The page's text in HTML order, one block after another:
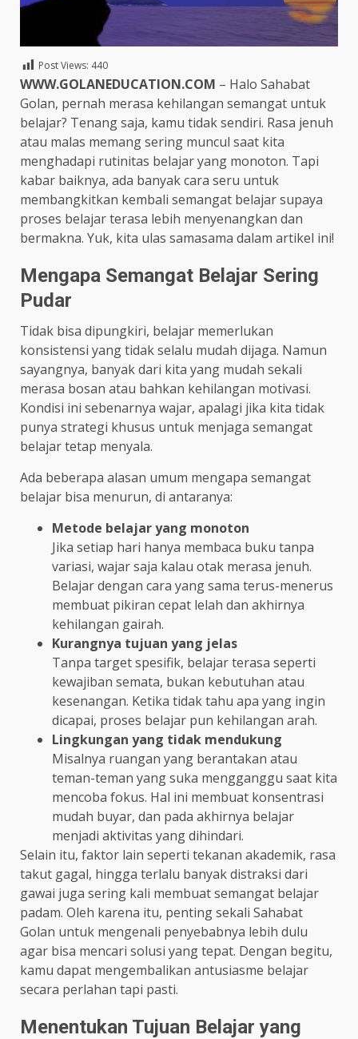
Post Views: 440
WWW.GOLANEDUCATION.COM – Halo Sahabat
Golan, pernah merasa kehilangan semangat untuk
belajar? Tenang saja, kamu tidak sendiri. Rasa jenuh
atau malas memang sering muncul saat kita
menghadapi rutinitas belajar yang monoton. Tapi
kabar baiknya, ada banyak cara seru untuk
membangkitkan kembali semangat belajar supaya
proses belajar terasa lebih menyenangkan dan
bermakna. Yuk, kita ulas samasama dalam artikel ini!
Mengapa Semangat Belajar Sering
Pudar
Tidak bisa dipungkiri, belajar memerlukan
konsistensi yang tidak selalu mudah dijaga. Namun
sayangnya, banyak dari kita yang mudah sekali
merasa bosan atau bahkan kehilangan motivasi.
Kondisi ini sebenarnya wajar, apalagi jika kita tidak
punya strategi khusus untuk menjaga semangat
belajar tetap menyala.
Ada beberapa alasan umum mengapa semangat
belajar bisa menurun, di antaranya:
Metode belajar yang monoton
Jika setiap hari hanya membaca buku tanpa
variasi, wajar saja kalau otak merasa jenuh.
Belajar dengan cara yang sama terus-menerus
membuat pikiran cepat lelah dan akhirnya
kehilangan gairah.
Kurangnya tujuan yang jelas
Tanpa target spesifik, belajar terasa seperti
kewajiban semata, bukan kebutuhan atau
kesenangan. Ketika tidak tahu apa yang ingin
dicapai, proses belajar pun kehilangan arah.
Lingkungan yang tidak mendukung
Misalnya ruangan yang berantakan atau
teman-teman yang suka mengganggu saat kita
mencoba fokus. Hal ini membuat konsentrasi
mudah buyar, dan pada akhirnya belajar
menjadi aktivitas yang dihindari.
Selain itu, faktor lain seperti tekanan akademik, rasa
takut gagal, hingga terlalu banyak distraksi dari
gawai juga sering kali membuat semangat belajar
padam. Oleh karena itu, penting sekali Sahabat
Golan untuk mengenali penyebabnya lebih dulu
agar bisa mencari solusi yang tepat. Dengan begitu,
kamu dapat mengembalikan antusiasme belajar
secara perlahan tapi pasti.
Menentukan Tujuan Belajar yang